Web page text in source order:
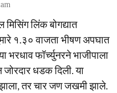
लिंक बोगद्यात
१.३० वाजता भीषण अपघात
भरधाव फॉर्च्युनरने भाजीपाला
जोरदार धडक दिली. या
तर चार जण जखमी झाले.